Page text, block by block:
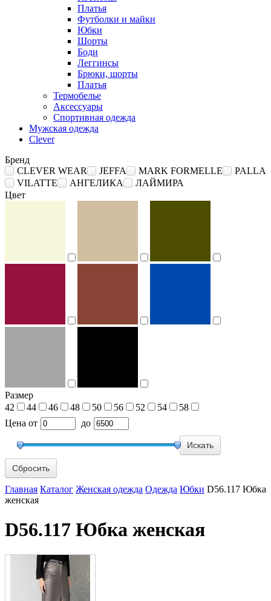
Платья
Футболки и майки
Юбки
Шорты
Боди
Леггинсы
Брюки, шорты
Платья
Термобелье
Аксессуары
Спортивная одежда
Мужская одежда
Clever
Бренд
CLEVER WEAR
JEFFA MARK FORMELLE
PALLA
VILATTE
АНГЕЛИКА
ЛАЙМИРА
Цвет
Размер
42
44 46 48 50 56 52 54
58
Цена от до
Сбросить
Главная Каталог Женская одежда Одежда Юбки D56.117 Юбка
женская
D56.117 Юбка женская